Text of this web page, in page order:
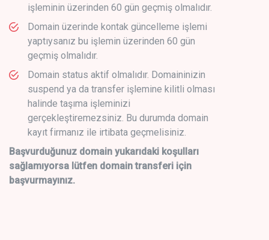
işleminin üzerinden 60 gün geçmiş olmalıdır.
Domain üzerinde kontak güncelleme işlemi
yaptıysanız bu işlemin üzerinden 60 gün
geçmiş olmalıdır.
Domain status aktif olmalıdır. Domaininizin
suspend ya da transfer işlemine kilitli olması
halinde taşıma işleminizi
gerçekleştiremezsiniz. Bu durumda domain
kayıt firmanız ile irtibata geçmelisiniz.
Başvurduğunuz domain yukarıdaki koşulları
sağlamıyorsa lütfen domain transferi için
başvurmayınız.